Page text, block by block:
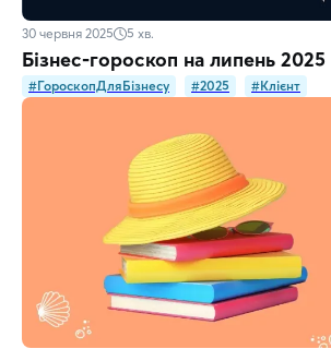
30 червня 2025 5 хв.
Бізнес-гороскоп на липень 2025
#ГороскопДляБізнесу #2025 #Клієнт